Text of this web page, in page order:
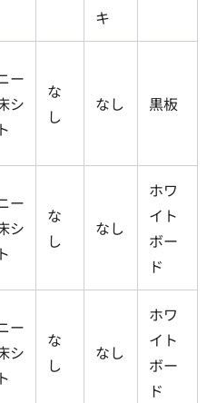
キ
ー
シ
な
し
なし 黒板
ー
シ
な
し
なし
ホワ
イト
ボー
ド
ー
シ
な
し
なし
ホワ
イト
ボー
ド